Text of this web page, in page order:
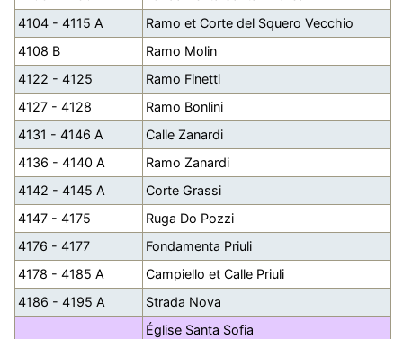
4104 - 4115 A
Ramo et Corte del Squero Vecchio
4108 B
Ramo Molin
4122 - 4125
Ramo Finetti
4127 - 4128
Ramo Bonlini
4131 - 4146 A
Calle Zanardi
4136 - 4140 A
Ramo Zanardi
4142 - 4145 A
Corte Grassi
4147 - 4175
Ruga Do Pozzi
4176 - 4177
Fondamenta Priuli
4178 - 4185 A
Campiello et Calle Priuli
4186 - 4195 A
Strada Nova
Église Santa Sofia